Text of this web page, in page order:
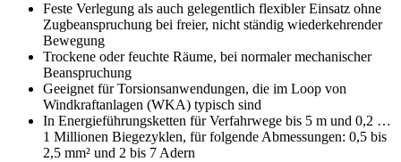
Feste Verlegung als auch gelegentlich flexibler Einsatz ohne
Zugbeanspruchung bei freier, nicht ständig wiederkehrender
Bewegung
Trockene oder feuchte Räume, bei normaler mechanischer
Beanspruchung
Geeignet für Torsionsanwendungen, die im Loop von
Windkraftanlagen (WKA) typisch sind
In Energieführungsketten für Verfahrwege bis 5 m und 0,2 …
1 Millionen Biegezyklen, für folgende Abmessungen: 0,5 bis
2,5 mm² und 2 bis 7 Adern